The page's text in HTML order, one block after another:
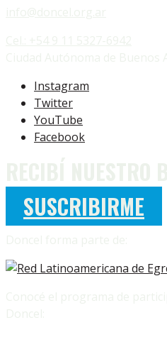
Instagram
Twitter
YouTube
Facebook
SUSCRIBIRME